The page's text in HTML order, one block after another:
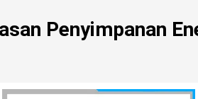
Penyimpanan